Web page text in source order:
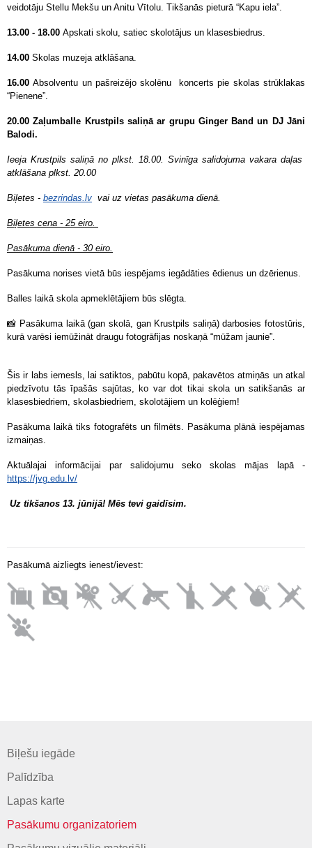
veidotāju Stellu Mekšu un Anitu Vītolu. Tikšanās pieturā “Kapu iela”.
13.00 - 18.00 Apskati skolu, satiec skolotājus un klasesbiedrus.
14.00 Skolas muzeja atklāšana.
16.00 Absolventu un pašreizējo skolēnu koncerts pie skolas strūklakas
“Pienene”.
20.00 Zaļumballe Krustpils saliņā ar grupu Ginger Band un DJ Jāni
Balodi.
Ieeja Krustpils saliņā no plkst. 18.00. Svinīga salidojuma vakara daļas
atklāšana plkst. 20.00
Biļetes - bezrindas.lv vai uz vietas pasākuma dienā.
Biļetes cena - 25 eiro.
Pasākuma dienā - 30 eiro.
Pasākuma norises vietā būs iespējams iegādāties ēdienus un dzērienus.
Balles laikā skola apmeklētājiem būs slēgta.
📸 Pasākuma laikā (gan skolā, gan Krustpils saliņā) darbosies fotostūris,
kurā varēsi iemūžināt draugu fotogrāfijas noskaņā “mūžam jaunie”.
Šis ir labs iemesls, lai satiktos, pabūtu kopā, pakavētos atmiņās un atkal
piedzīvotu tās īpašās sajūtas, ko var dot tikai skola un satikšanās ar
klasesbiedriem, skolasbiedriem, skolotājiem un kolēģiem!
Pasākuma laikā tiks fotografēts un filmēts. Pasākuma plānā iespējamas
izmaiņas.
Aktuālajai informācijai par salidojumu seko skolas mājas lapā -
https://jvg.edu.lv/
Uz tikšanos 13. jūnijā! Mēs tevi gaidīsim.
Pasākumā aizliegts ienest/ievest:
Biļešu iegāde
Palīdzība
Lapas karte
Pasākumu organizatoriem